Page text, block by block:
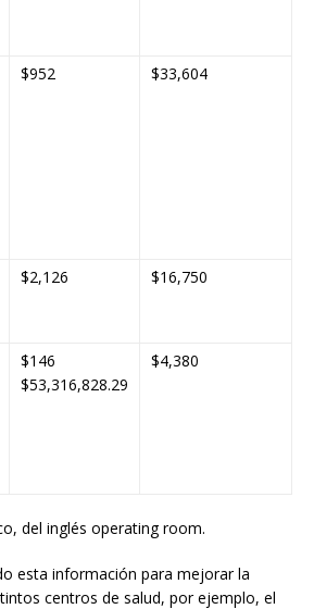
$952 $33,604
$2,126 $16,750
$146
$53,316,828.29
$4,380
del inglés operating room.
esta información para mejorar la
centros de salud, por ejemplo, el